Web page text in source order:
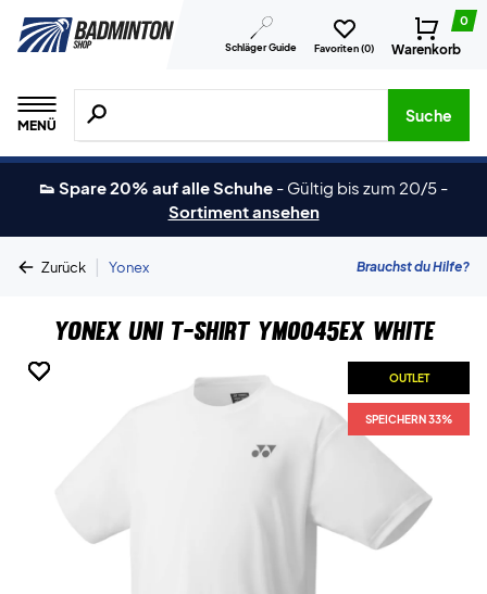
Schläger Guide Favoriten (0)
0
Warenkorb
MENÜ
Suche nach Produkten, Marken usw.
Suche
👟 Spare 20% auf alle Schuhe - Gültig bis zum 20/5 -
Sortiment ansehen
Zurück | Yonex Brauchst du Hilfe?
Yonex Uni T-shirt YM0045EX White
OUTLET
SPEICHERN 33%
OUTLET
SPEICHERN 33%
OUTLET
SPEICHERN 33%
OUTLET
SPEICHERN 33%
OUTLET
SPEICHERN 33%
OUTLET
SPEICHERN 33%